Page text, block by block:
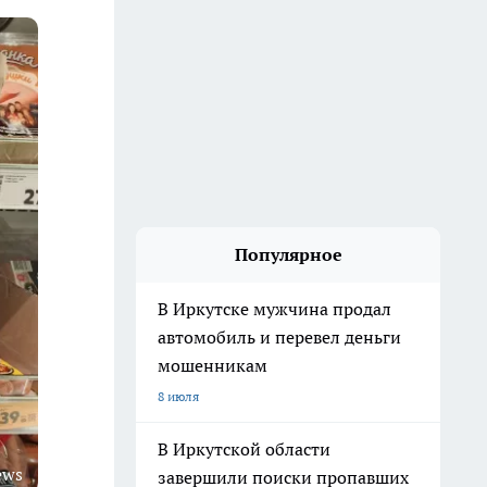
Популярное
В Иркутске мужчина продал
автомобиль и перевел деньги
мошенникам
8 июля
В Иркутской области
завершили поиски пропавших